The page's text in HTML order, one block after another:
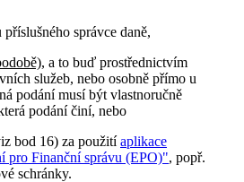
příslušného správce daně,
, a to buď prostřednictvím
služeb, nebo osobně přímo u
podání musí být vlastnoručně
podání činí, nebo
bod 16) za použitíaplikace
pro Finanční správu (EPO)", popř.
schránky.